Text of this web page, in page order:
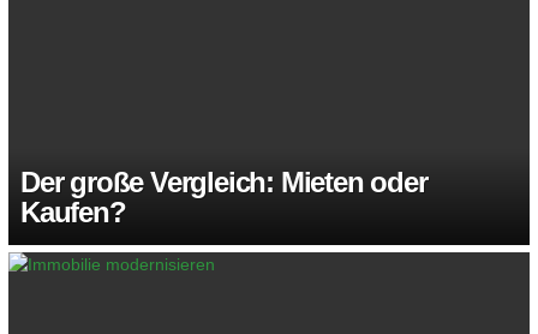
Der große Vergleich: Mieten oder
Kaufen?